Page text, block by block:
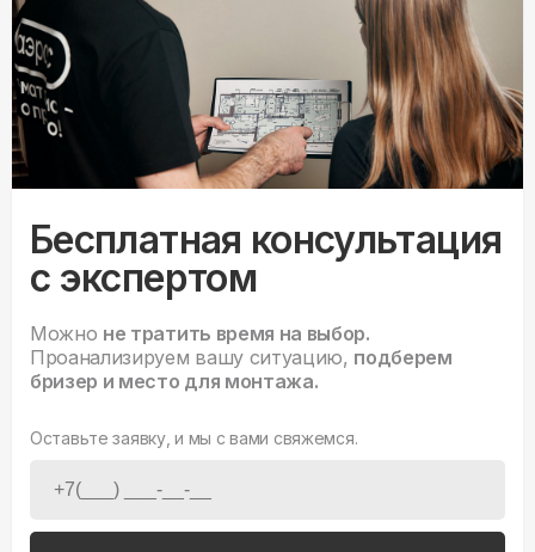
Бесплатная консультация
с экспертом
Можно не тратить время на выбор.
Проанализируем вашу ситуацию, подберем
бризер и место для монтажа.
Оставьте заявку, и мы с вами свяжемся.